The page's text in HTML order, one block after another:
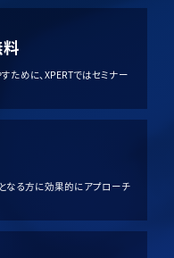
ために、XPERTではセミナー
なる方に効果的にアプローチ